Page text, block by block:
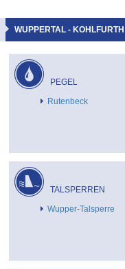
WUPPERTAL - KOHLFURTH
PEGEL
Rutenbeck
TALSPERREN
Wupper-Talsperre